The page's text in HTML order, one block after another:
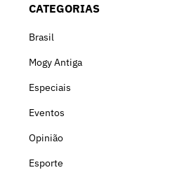
CATEGORIAS
Brasil
Mogy Antiga
Especiais
Eventos
Opinião
Esporte